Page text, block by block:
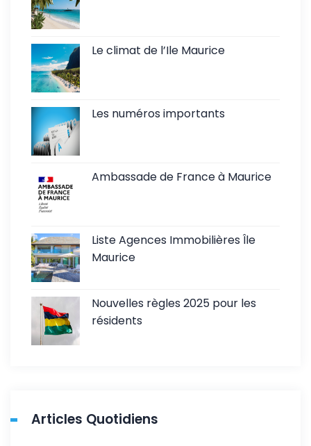
Le climat de l’Ile Maurice
Les numéros importants
Ambassade de France à Maurice
Liste Agences Immobilières Île
Maurice
Nouvelles règles 2025 pour les
résidents
Articles Quotidiens